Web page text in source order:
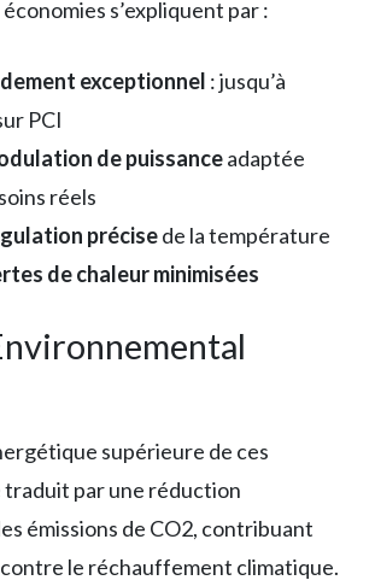
s’expliquent par :
exceptionnel : jusqu’à
PCI
de puissanceadaptée
réels
précisede la température
de chaleur minimisées
supérieure de ces
traduit par une réduction
émissions de CO2, contribuant
contre le réchauffement climatique.